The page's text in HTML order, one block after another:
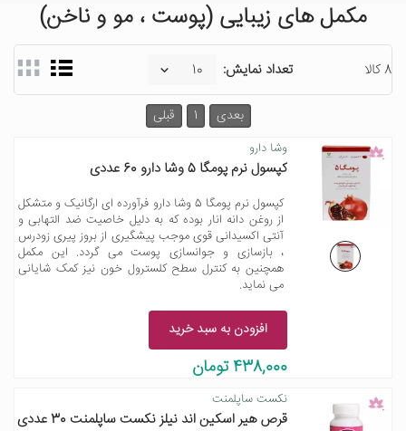
مکمل های زیبایی (پوست ، مو و ناخن)
8 کالا تعداد نمایش:
قبلی 1 بعدی
وشا دارو
کپسول نرم پومگا 5 وشا دارو 60 عددی
کپسول نرم پومگا 5 وشا دارو فرآورده ای ارگانیک و متشکل
از روغن دانه انار بوده که به دلیل خاصیت ضد التهابی و
آنتی اکسیدانی قوی موجب پیشگیری از بروز پیری زودرس
، بازسازی و جوانسازی پوست می گردد. این مکمل
همچنین به کنترل سطح کلسترول خون نیز کمک شایانی
می نماید.
افزودن به سبد خرید
438,000 تومان
نکست ساپلمنت
قرص هیر اسکین اند نیلز نکست ساپلمنت 30 عددی